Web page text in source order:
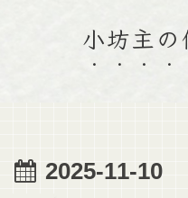
小坊主
2025-11-10